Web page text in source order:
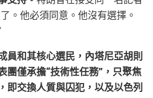
。他必須同意。他沒有選擇。
員和其核心選民，內塔尼亞胡則
團僅承擔“技術性任務”，只聚焦
即交換人質與囚犯，以及以色列